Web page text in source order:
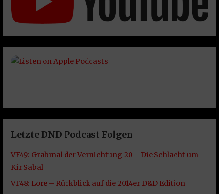
Letzte DND Podcast Folgen
VF49: Grabmal der Vernichtung 20 – Die Schlacht um
Kir Sabal
VF48: Lore – Rückblick auf die 2014er D&D Edition